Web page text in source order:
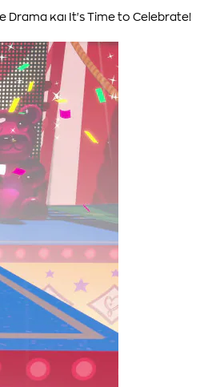
Drama και It's Time to Celebrate!